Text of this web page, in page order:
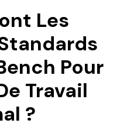
Les
Pour
Travail
?